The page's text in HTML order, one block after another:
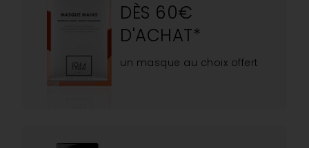
DÈS 60€
D'ACHAT*
un masque au choix offert